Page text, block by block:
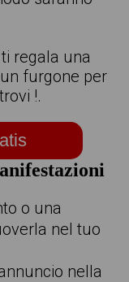
regala una
furgone per
!.
o una
nel tuo
nella